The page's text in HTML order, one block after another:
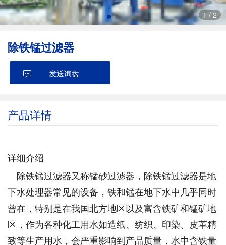
1 / 2
除铁锰过滤器
发送询盘
产品详情
详细介绍
除铁锰过滤器又称锰砂过滤器，除铁锰过滤器是地
下水处理器常见的设备，铁和锰在地下水中几乎同时
曾在，特别是在我国北方地区以及富含铁矿和锰矿地
区，作为各种化工用水如造纸、纺织、印染、皮革精
致等生产用水，会严重影响到产品质量，水中含铁量